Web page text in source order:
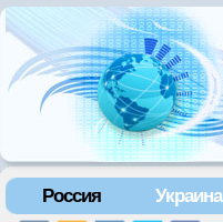
Россия Украина